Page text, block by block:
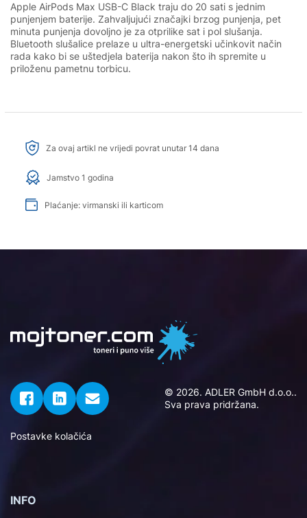
Apple AirPods Max USB-C Black traju do 20 sati s jednim
punjenjem baterije. Zahvaljujući značajki brzog punjenja, pet
minuta punjenja dovoljno je za otprilike sat i pol slušanja.
Bluetooth slušalice prelaze u ultra-energetski učinkovit način
rada kako bi se uštedjela baterija nakon što ih spremite u
priloženu pametnu torbicu.
Za ovaj artikl ne vrijedi povrat unutar 14 dana
Jamstvo 1 godina
Plaćanje: virmanski ili karticom
© 2026. ADLER GmbH d.o.o..
Sva prava pridržana.
Postavke kolačića
INFO